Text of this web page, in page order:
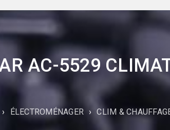
AC-5529
› ÉLECTROMÉNAGER › CLIM &